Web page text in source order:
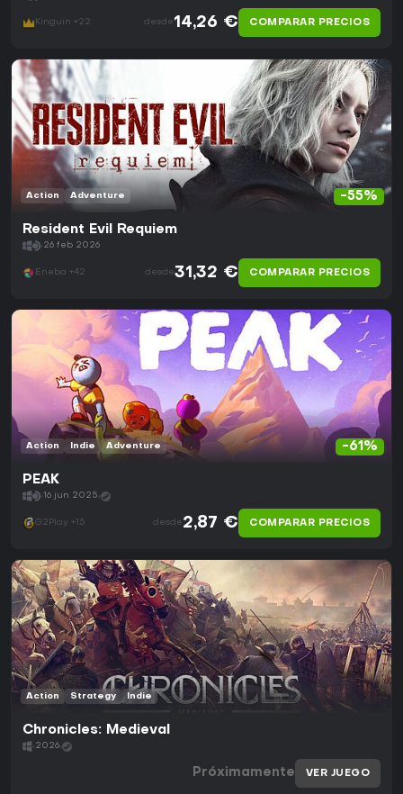
Kinguin +22 desde 14,26 € COMPARAR PRECIOS
-55%
Action Adventure
Resident Evil Requiem
26 feb 2026
Eneba +42 desde31,32 € COMPARAR PRECIOS
-61%
Action Indie Adventure
PEAK
16 jun 2025
G2Play +15 desde 2,87 € COMPARAR PRECIOS
Action Strategy Indie
Chronicles: Medieval
2026
Próximamente VER JUEGO